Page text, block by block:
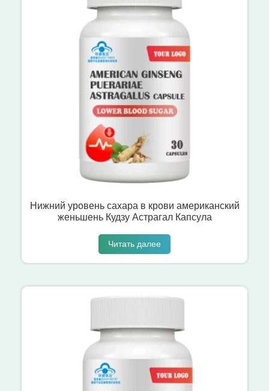
Нижний уровень сахара в крови американский
женьшень Кудзу Астрагал Капсула
Читать далее